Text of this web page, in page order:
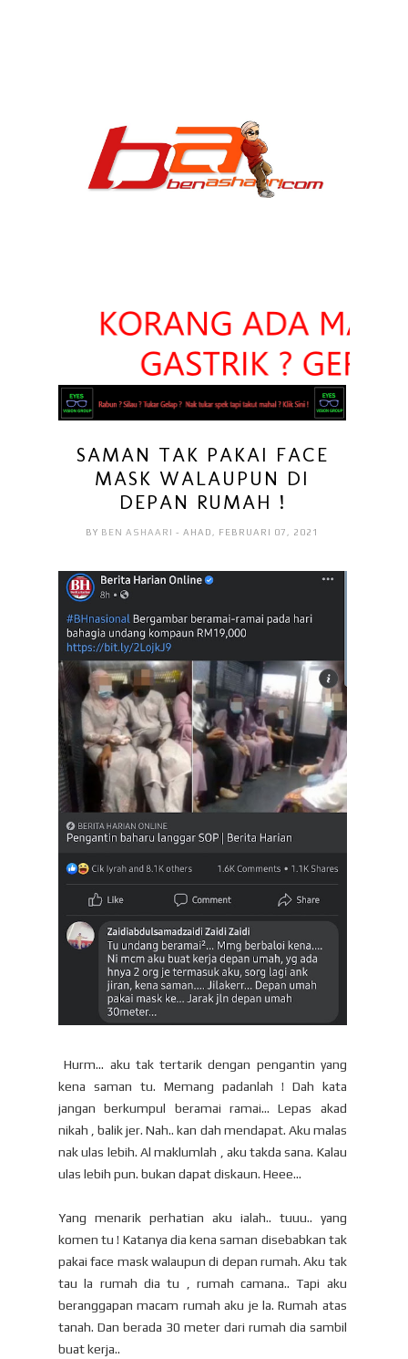
SAMAN TAK PAKAI FACE
MASK WALAUPUN DI
DEPAN RUMAH !
BY BEN ASHAARI- AHAD, FEBRUARI 07, 2021
Hurm... aku tak tertarik dengan pengantin yang
kena saman tu. Memang padanlah ! Dah kata
jangan berkumpul beramai ramai... Lepas akad
nikah , balik jer. Nah.. kan dah mendapat. Aku malas
nak ulas lebih. Al maklumlah , aku takda sana. Kalau
ulas lebih pun. bukan dapat diskaun. Heee...
Yang menarik perhatian aku ialah.. tuuu.. yang
komen tu ! Katanya dia kena saman disebabkan tak
pakai face mask walaupun di depan rumah. Aku tak
tau la rumah dia tu , rumah camana.. Tapi aku
beranggapan macam rumah aku je la. Rumah atas
tanah. Dan berada 30 meter dari rumah dia sambil
buat kerja..